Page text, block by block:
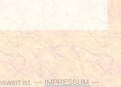
ist. ---IMPRESSUM ---